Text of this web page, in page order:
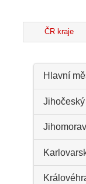
ČR kraje
Hlavní